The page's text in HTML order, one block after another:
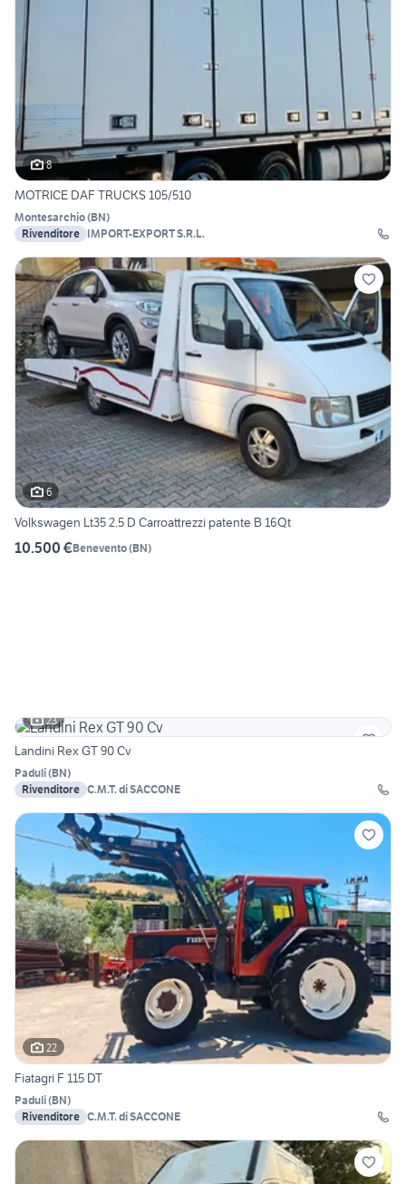
8
MOTRICE DAF TRUCKS 105/510
Montesarchio(BN)
Rivenditore IMPORT-EXPORT S.R.L.
6
Volkswagen Lt35 2.5 D Carroattrezzi patente B 16Qt
10.500 €Benevento(BN)
23
Landini Rex GT 90 Cv
Paduli(BN)
Rivenditore C.M.T. di SACCONE
22
Fiatagri F 115 DT
Paduli(BN)
Rivenditore C.M.T. di SACCONE